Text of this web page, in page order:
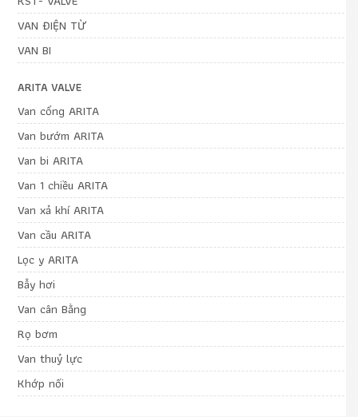
VAN ĐIỆN TỪ
VAN BI
ARITA VALVE
Van cổng ARITA
Van bướm ARITA
Van bi ARITA
Van 1 chiều ARITA
Van xả khí ARITA
Van cầu ARITA
Lọc y ARITA
Bẫy hơi
Van cân Bằng
Rọ bơm
Van thuỷ lực
Khớp nối